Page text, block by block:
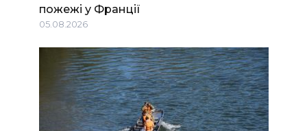
пожежі у Франції
05.08.2026